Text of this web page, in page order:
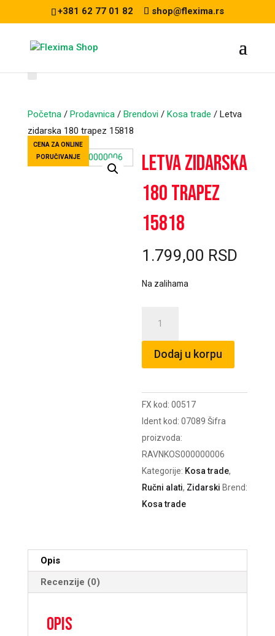
+381 62 77 01 82 shop@flexima.rs
Početna/ Prodavnica/ Brendovi/ Kosa trade / Letva
zidarska 180 trapez 15818
CENA ZA ONLINE
PORUČIVANJE
Letva zidarska
180 trapez
15818
1.799,00 RSD
Na zalihama
180
Dodaj u korpu
FX kod: 00517
Ident kod: 07089 Šifra
proizvoda:
RAVNKOS000000006
Kategorije: Kosa trade,
Ručni alati, Zidarski Brend:
Kosa trade
Opis
Recenzije (0)
Opis